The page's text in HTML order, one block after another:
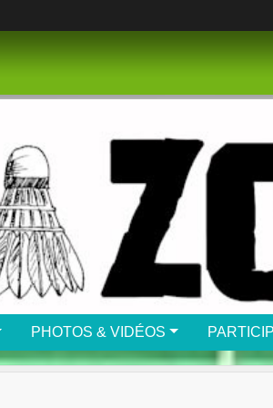
PHOTOS & VIDÉOS